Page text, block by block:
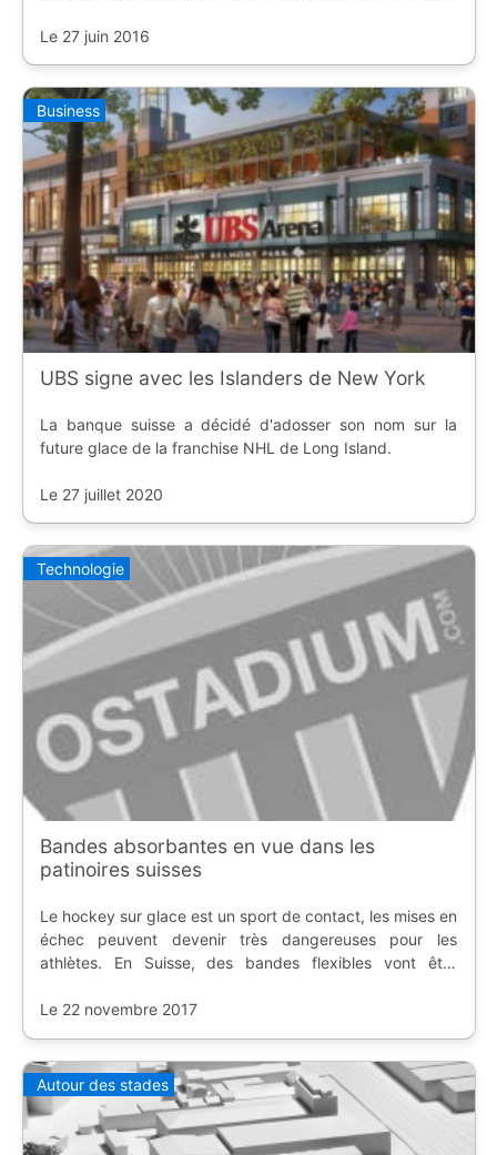
Le 27 juin 2016
Business
UBS signe avec les Islanders de New York
La banque suisse a décidé d'adosser son nom sur la
future glace de la franchise NHL de Long Island.
Le 27 juillet 2020
Technologie
Bandes absorbantes en vue dans les
patinoires suisses
Le hockey sur glace est un sport de contact, les mises en
échec peuvent devenir très dangereuses pour les
athlètes. En Suisse, des bandes flexibles vont être
Le 22 novembre 2017
Autour des stades